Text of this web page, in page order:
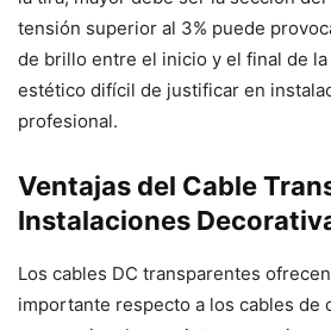
tensión superior al 3% puede
de brillo entre el inicio y el final de
estético difícil de justificar en
profesional.
Ventajas del Cable
Instalaciones
Los cables DC transparentes
importante respecto a los cables de